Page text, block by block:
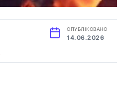
ОПУБЛІКОВАНО
14.06.2026